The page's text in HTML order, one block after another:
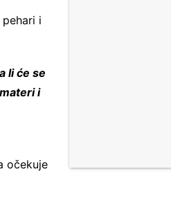
i
li će se
i
očekuje